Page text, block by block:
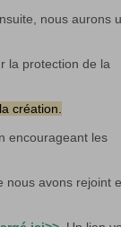
nous aurons
la protection de la
création.
encourageant les
nous avons rejoint